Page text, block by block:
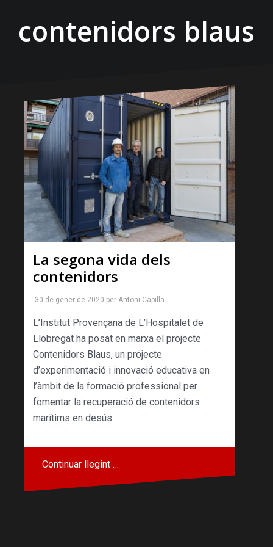
contenidors blaus
La segona vida dels
contenidors
30 de gener de 2020 per Antoni Capilla
L’Institut Provençana de L’Hospitalet de
Llobregat ha posat en marxa el projecte
Contenidors Blaus, un projecte
d’experimentació i innovació educativa en
l’àmbit de la formació professional per
fomentar la recuperació de contenidors
marítims en desús.
Continuar llegint …